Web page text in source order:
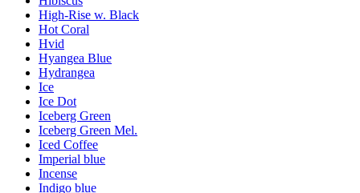
High-Rise w. Black
Hot Coral
Hvid
Hyangea Blue
Hydrangea
Ice
Ice Dot
Iceberg Green
Iceberg Green Mel.
Iced Coffee
Imperial blue
Incense
Indigo blue